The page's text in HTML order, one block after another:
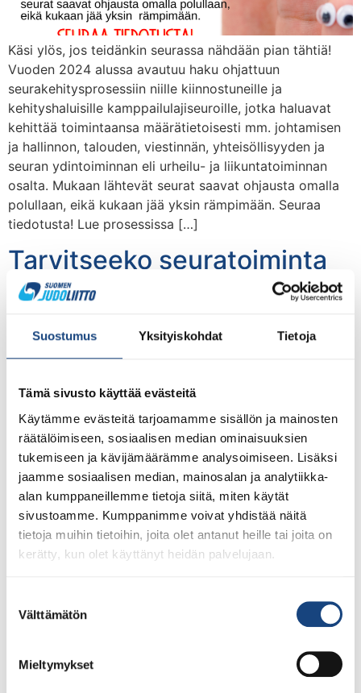
Suostumus Yksityiskohdat Tietoja
Tämä sivusto käyttää evästeitä
Käytämme evästeitä tarjoamamme sisällön ja mainosten
räätälöimiseen, sosiaalisen median ominaisuuksien
tukemiseen ja kävijämäärämme analysoimiseen. Lisäksi
jaamme sosiaalisen median, mainosalan ja analytiikka-
alan kumppaneillemme tietoja siitä, miten käytät
sivustoamme. Kumppanimme voivat yhdistää näitä
tietoja muihin tietoihin, joita olet antanut heille tai joita on
kerätty, kun olet käyttänyt heidän palvelujaan.
valinta
Välttämätön
Mieltymykset
Käsi ylös, jos teidänkin seurassa nähdään pian tähtiä!
Vuoden 2024 alussa avautuu haku ohjattuun
seurakehitysprosessiin niille kiinnostuneille ja
kehityshaluisille kamppailulajiseuroille, jotka haluavat
kehittää toimintaansa määrätietoisesti mm. johtamisen
ja hallinnon, talouden, viestinnän, yhteisöllisyyden ja
seuran ydintoiminnan eli urheilu- ja liikuntatoiminnan
osalta. Mukaan lähtevät seurat saavat ohjausta omalla
polullaan, eikä kukaan jää yksin rämpimään. Seuraa
tiedotusta! Lue prosessissa […]
Tarvitseeko seuratoiminta
uutta potkua ja
Seurakehitysprosessi alkaa
lokakuussa!
nyrkkeily, judo, karate, taido, ju-jutsu, taekwondo sekä
Kamppailulajien yhteinen seurakehittämisprosessi
tarjoaa loistavan mahdollisuuden kehittää seuran